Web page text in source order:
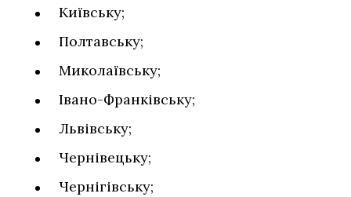
Київську;
Полтавську;
Миколаївську;
Івано-Франківську;
Львівську;
Чернівецьку;
Чернігівську;